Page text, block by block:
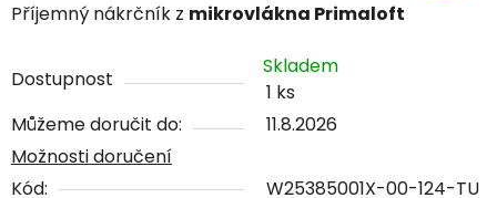
Příjemný nákrčník z mikrovlákna Primaloft
Dostupnost
Skladem
1 ks
Můžeme doručit do:
11.8.2026
Možnosti doručení
Kód:
W25385001X-00-124-TU